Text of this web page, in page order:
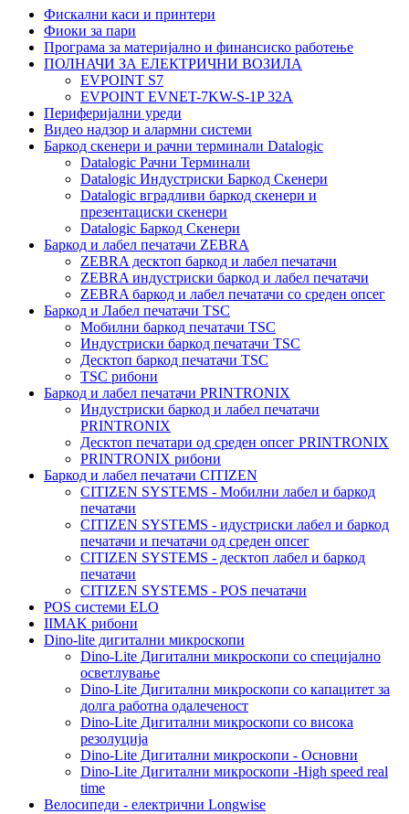
Фискални каси и принтери
Фиоки за пари
Програма за материјално и финансиско работење
ПОЛНАЧИ ЗА ЕЛЕКТРИЧНИ ВОЗИЛА
EVPOINT S7
EVPOINT EVNET-7KW-S-1P 32A
Периферијални уреди
Видео надзор и алармни системи
Баркод скенери и рачни терминали Datalogic
Datalogic Рачни Терминали
Datalogic Индустриски Баркод Скенери
Datalogic вградливи баркод скенери и
презентациски скенери
Datalogic Баркод Скенери
Баркод и лабел печатачи ZEBRA
ZEBRA десктоп баркод и лабел печатачи
ZEBRA индустриски баркод и лабел печатачи
ZEBRA баркод и лабел печатачи со среден опсег
Баркод и Лабел печатачи TSC
Мобилни баркод печатачи TSC
Индустриски баркод печатачи TSC
Десктоп баркод печатачи TSC
TSC рибони
Баркод и лабел печатачи PRINTRONIX
Индустриски баркод и лабел печатачи
PRINTRONIX
Десктоп печатари од среден опсег PRINTRONIX
PRINTRONIX рибони
Баркод и лабел печатачи CITIZEN
CITIZEN SYSTEMS - Мобилни лабел и баркод
печатачи
CITIZEN SYSTEMS - идустриски лабел и баркод
печатачи и печатачи од среден опсег
CITIZEN SYSTEMS - десктоп лабел и баркод
печатачи
CITIZEN SYSTEMS - POS печатачи
POS системи ELO
IIMAK рибони
Dino-lite дигитални микроскопи
Dino-Lite Дигитални микроскопи со специјално
осветлување
Dino-Lite Дигитални микроскопи со капацитет за
долга работна одалеченост
Dino-Lite Дигитални микроскопи со висока
резолуција
Dino-Lite Дигитални микроскопи - Основни
Dino-Lite Дигитални микроскопи -High speed real
time
Bелосипеди - електрични Longwise